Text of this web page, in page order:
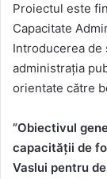
Proiectul este
Capacitate
Introducerea de
administrația
orientate către
”Obiectivul
capacității de
Vaslui pentru